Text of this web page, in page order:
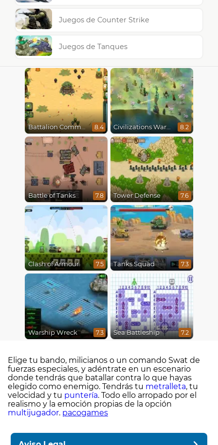
Juegos de Counter Strike
Juegos de Tanques
Battalion Commander 8.4 Civilizations Wars Master Edition 8.2
Battle of Tanks 7.8 Tower Defense 7.6
Clash of Armour 7.5 Tanks Squad 7.3
Warship Wreck 7.3 Sea Battleship 7.2
Elige tu bando, milicianos o un comando Swat de
fuerzas especiales, y adéntrate en un escenario
donde tendrás que batallar contra lo que hayas
elegido como enemigo. Tendrás tu metralleta, tu
velocidad y tu puntería. Todo ello arropado por el
realismo y la emoción propias de la opción
multijugador. pacogames